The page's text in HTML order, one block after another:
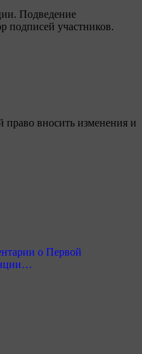
Подведение
подписей участников.
право вносить изменения и
о Первой